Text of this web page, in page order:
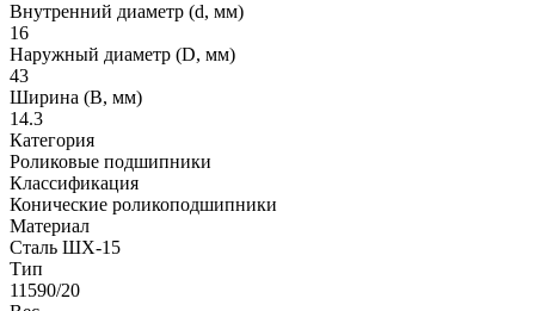
Внутренний диаметр (d, мм)
16
Наружный диаметр (D, мм)
43
Ширина (B, мм)
14.3
Категория
Роликовые подшипники
Классификация
Конические роликоподшипники
Материал
Сталь ШХ-15
Тип
11590/20